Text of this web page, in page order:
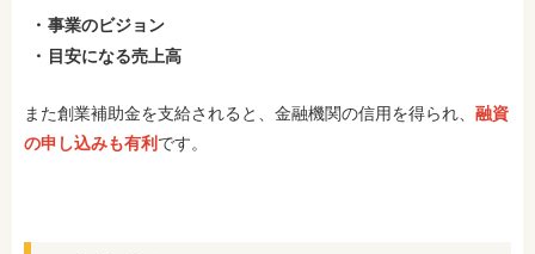
事業のビジョン
目安になる売上高
また創業補助金を支給されると、金融機関の信用を得られ、 融資
の申し込みも有利 です。